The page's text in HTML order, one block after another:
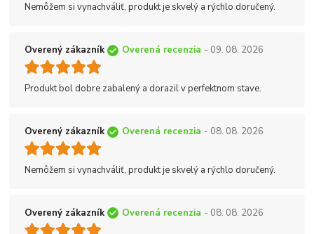
Nemôžem si vynachváliť, produkt je skvelý a rýchlo doručený.
Overený zákazník Overená recenzia - 09. 08. 2026
Produkt bol dobre zabalený a dorazil v perfektnom stave.
Overený zákazník Overená recenzia - 08. 08. 2026
Nemôžem si vynachváliť, produkt je skvelý a rýchlo doručený.
Overený zákazník Overená recenzia - 08. 08. 2026